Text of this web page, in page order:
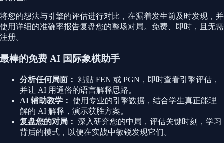
将您的想法与引擎的评估进行对比，在漏着发生前及时发现，并
使用详细的准确率报告复盘您的整场对局。免费、即时，且无需
注册。
最棒的免费 AI 国际象棋助手
分析任何局面： 粘贴 FEN 或 PGN，即时查看引擎评估，
并让 AI 用通俗的语言解释思路。
AI 辅助教学： 使用专业的引擎数据，结合学生真正能理
解的 AI 解释，演示获胜方案。
复盘您的对局： 深入研究您的中局，评估关键时刻，学习
背后的模式，以便在实战中敏锐发现它们。